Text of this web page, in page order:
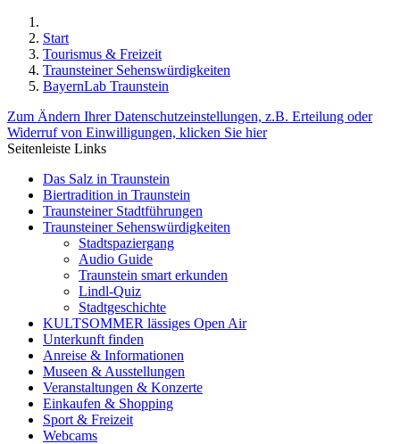
Start
Tourismus & Freizeit
Traunsteiner Sehenswürdigkeiten
BayernLab Traunstein
Zum Ändern Ihrer Datenschutzeinstellungen, z.B. Erteilung oder
Widerruf von Einwilligungen, klicken Sie hier
Seitenleiste Links
Das Salz in Traunstein
Biertradition in Traunstein
Traunsteiner Stadtführungen
Traunsteiner Sehenswürdigkeiten
Stadtspaziergang
Audio Guide
Traunstein smart erkunden
Lindl-Quiz
Stadtgeschichte
KULTSOMMER lässiges Open Air
Unterkunft finden
Anreise & Informationen
Museen & Ausstellungen
Veranstaltungen & Konzerte
Einkaufen & Shopping
Sport & Freizeit
Webcams